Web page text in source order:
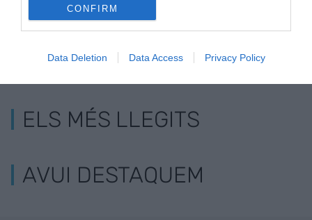
CONFIRM
Data Deletion Data Access Privacy Policy
ELS MÉS LLEGITS
AVUI DESTAQUEM